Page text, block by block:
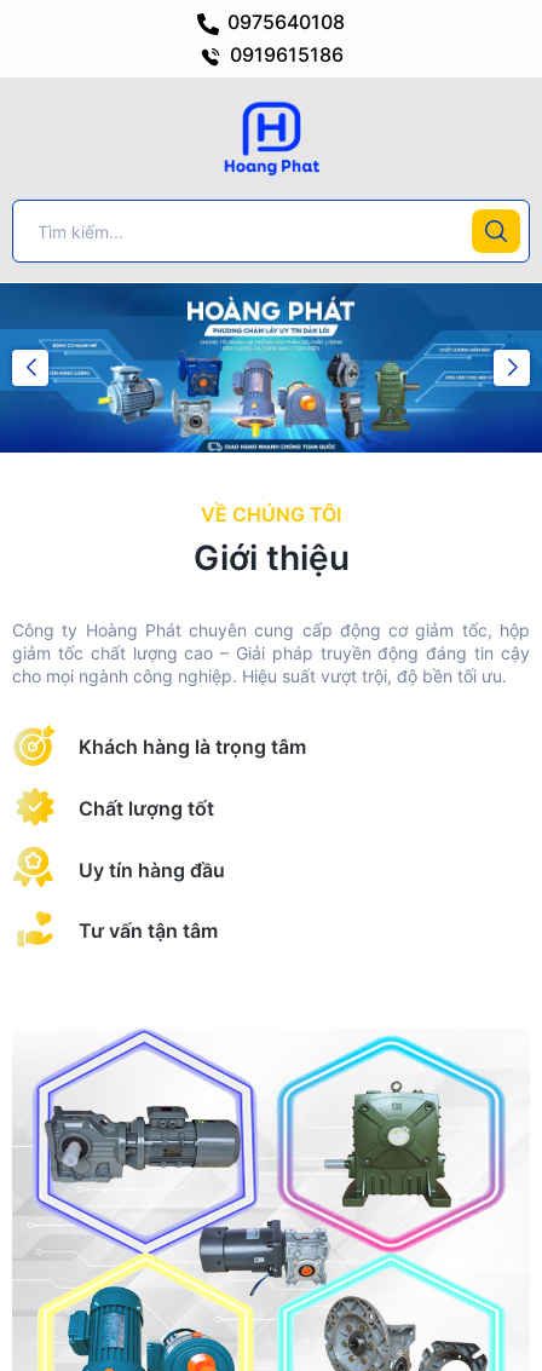
0975640108
0919615186
VỀ CHÚNG TÔI
Giới thiệu
Công ty Hoàng Phát chuyên cung cấp động cơ giảm tốc, hộp
giảm tốc chất lượng cao – Giải pháp truyền động đáng tin cậy
cho mọi ngành công nghiệp. Hiệu suất vượt trội, độ bền tối ưu.
Khách hàng là trọng tâm
Chất lượng tốt
Uy tín hàng đầu
Tư vấn tận tâm